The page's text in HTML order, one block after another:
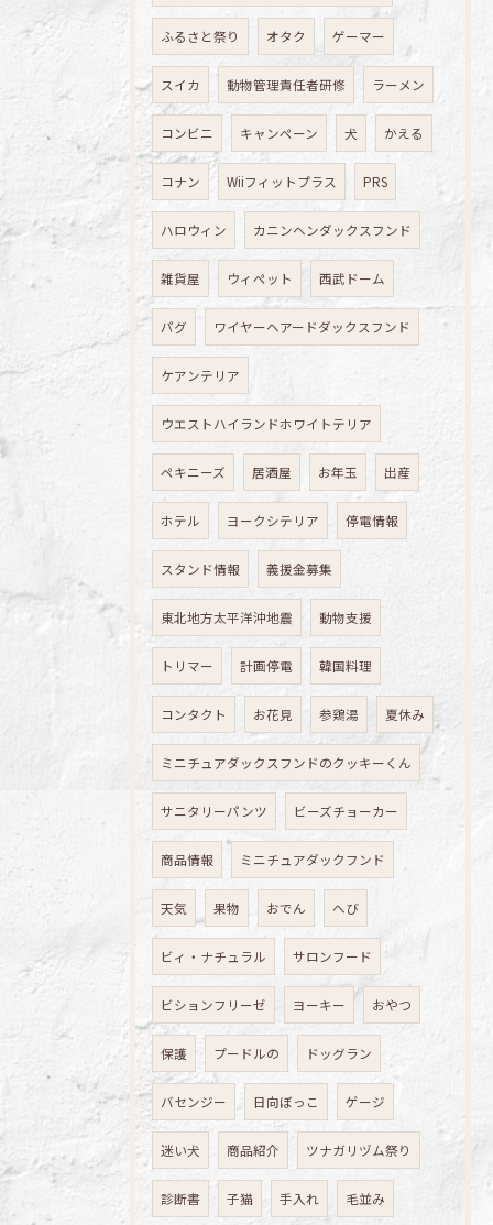
ふるさと祭り オタク ゲーマー
スイカ 動物管理責任者研修 ラーメン
コンビニ キャンペーン 犬 かえる
コナン Wiiフィットプラス PRS
ハロウィン カニンヘンダックスフンド
雑貨屋 ウィペット 西武ドーム
パグ ワイヤーヘアードダックスフンド
ケアンテリア
ウエストハイランドホワイトテリア
ペキニーズ 居酒屋 お年玉 出産
ホテル ヨークシテリア 停電情報
スタンド情報 義援金募集
東北地方太平洋沖地震 動物支援
トリマー 計画停電 韓国料理
コンタクト お花見 参鶏湯 夏休み
ミニチュアダックスフンドのクッキーくん
サニタリーパンツ ビーズチョーカー
商品情報 ミニチュアダックフンド
天気 果物 おでん へび
ビィ・ナチュラル サロンフード
ビションフリーゼ ヨーキー おやつ
保護 プードルの ドッグラン
バセンジー 日向ぼっこ ゲージ
迷い犬 商品紹介 ツナガリヅム祭り
診断書 子猫 手入れ 毛並み